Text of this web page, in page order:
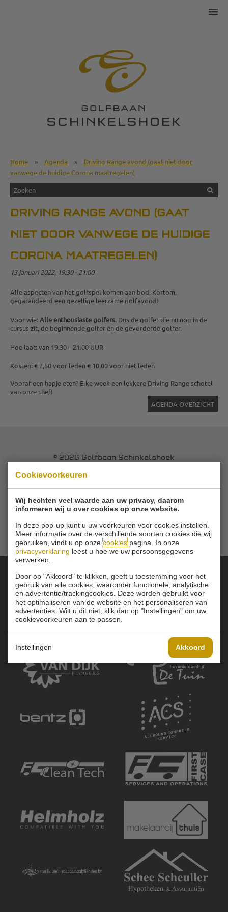
Cookievoorkeuren
Wij hechten veel waarde aan uw privacy, daarom
informeren wij u over cookies op onze website.
In deze pop-up kunt u uw voorkeuren voor cookies instellen.
Meer informatie over de verschillende soorten cookies die wij
gebruiken, vindt u op onzecookiespagina. In onze
privacyverklaring leest u hoe we uw persoonsgegevens
verwerken.
Door op "Akkoord" te klikken, geeft u toestemming voor het
gebruik van alle cookies, waaronder functionele, analytische
en advertentie/trackingcookies. Deze worden gebruikt voor
het optimaliseren van de website en het personaliseren van
advertenties. Wilt u dit niet, klik dan op "Instellingen" om uw
cookievoorkeuren aan te passen.
Instellingen Akkoord
Home » Agenda »
Driving Range avond (gaat niet door
vanwege de huidige Corona maatregelen)
DRIVING RANGE AVOND (GAAT
NIET DOOR VANWEGE DE HUIDIGE
CORONA MAATREGELEN)
13 januari 2022, 19:30 - 21:00
Alle aspecten van het golfspel komen aan bod. Kortom,
gegarandeerd een gezellige leerzame golfavond!
Voor wie: Alle enthousiaste golfers. Dus de golfer die nu nog in de
cursus zit, de beginnende golfer én de gevorderde golfer.
Hoe laat: van 19.30 – 21.00 UUR
Kosten: € 7,50 voor leden € 10,00 voor niet leden
Vooraf een hapje eten? Elke week een lekkere Driving Range schotel
van onze chef!
AGENDA OVERZICHT
© 2026 Golfbaan Schinkelshoek
Tel
Emailinfo@golfbaanschinkelshoek.nl
Onze sponsoren: